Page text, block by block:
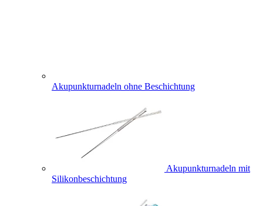
Akupunkturnadeln ohne Beschichtung
Akupunkturnadeln mit
Silikonbeschichtung